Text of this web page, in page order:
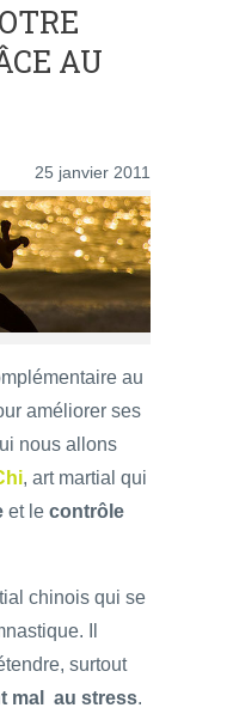
AU
25 janvier 2011
au
améliorer ses
nous allons
, art martial qui
et le contrôle
chinois qui se
Il
surtout
mal au stress.